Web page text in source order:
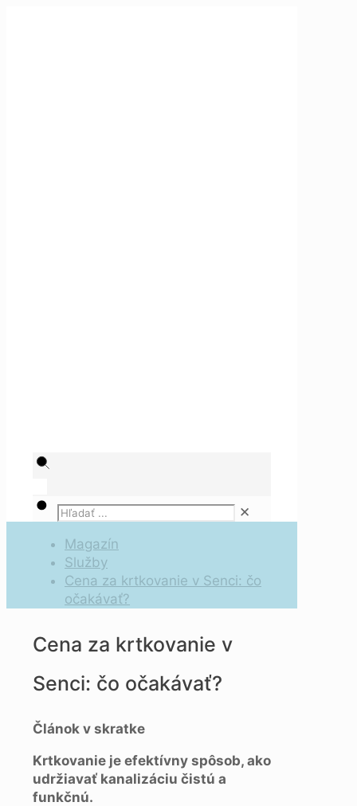
✕
Magazín
Služby
Cena za krtkovanie v Senci: čo
očakávať?
Cena za krtkovanie v
Senci: čo očakávať?
Článok v skratke
Krtkovanie je efektívny spôsob, ako
udržiavať kanalizáciu čistú a
funkčnú.